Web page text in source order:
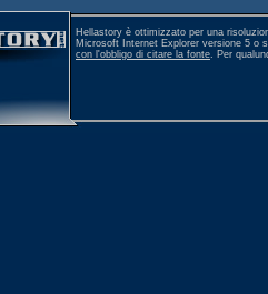
Hellastory è ottimizzato per una
Microsoft Internet Explorer versione 5 o
con l'obbligo di citare la fonte. Per